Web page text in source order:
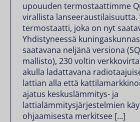
upouuden termostaattimme
virallista lanseeraustilaisuutta.
termostaatti, joka on nyt
Yhdistyneessä
saatavana neljänä versiona
mallisto), 230 voltin
akulla ladattavana
lattian alla että
ajatus keskuslämmitys- ja
lattialämmitysjärjestelmien
ohjaamisesta merkitsee […]